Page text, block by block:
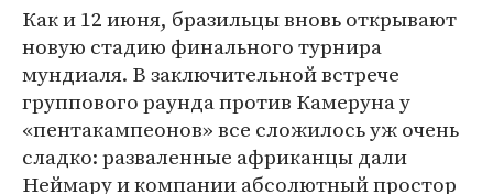
Как и 12 июня, бразильцы вновь открывают
новую стадию финального турнира
мундиаля. В заключительной встрече
группового раунда против Камеруна у
«пентакампеонов» все сложилось уж очень
сладко: разваленные африканцы дали
Неймару и компании абсолютный простор